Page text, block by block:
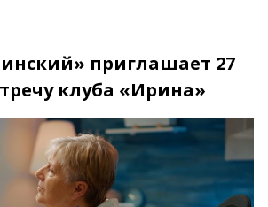
приглашает 27
клуба «Ирина»